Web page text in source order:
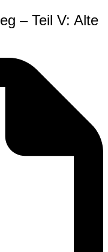
– Teil V: Alte